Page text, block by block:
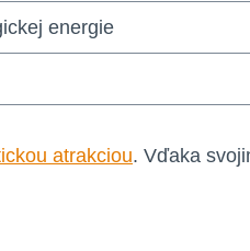
energie
atrakciou. Vďaka